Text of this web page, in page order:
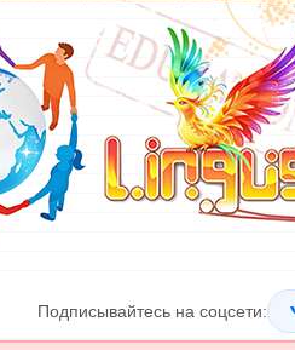
Подписывайтесь на соцсети: